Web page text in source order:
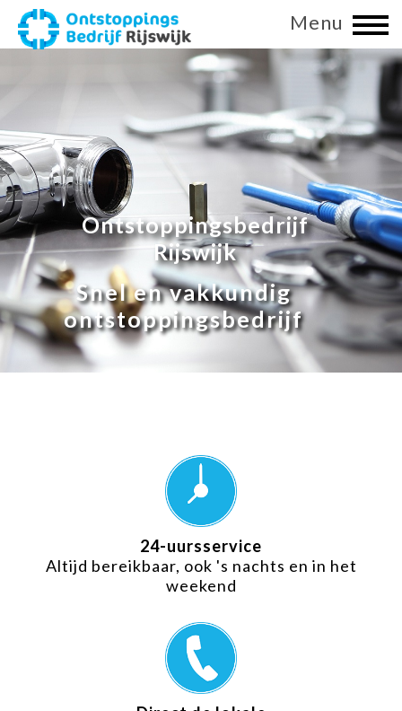
Menu
Ontstoppingsbedrijf
Rijswijk
Snel en vakkundig
ontstoppingsbedrijf
24-uursservice
Altijd bereikbaar, ook 's nachts en in het
weekend